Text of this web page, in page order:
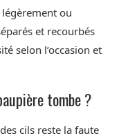
ou
et recourbés
selon l’occasion et
tombe ?
cils reste la faute